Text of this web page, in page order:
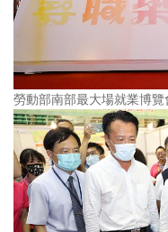
勞動部南部最大場就業博